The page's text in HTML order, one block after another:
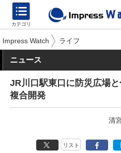
カテゴリ
Impress Watch ライフ
ニュース
JR川口駅東口に防災広場
複合開発
清
リスト